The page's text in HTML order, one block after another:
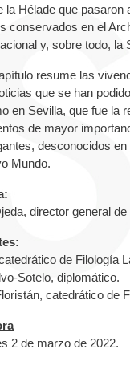
la Hélade que
conservados en el
y, sobre todo,
resume las
que se han
en Sevilla, que fue la
de mayor
desconocidos
Mundo.
director general
de Filología
Sotelo, diplomático.
catedrático de
2 de marzo de 2022.